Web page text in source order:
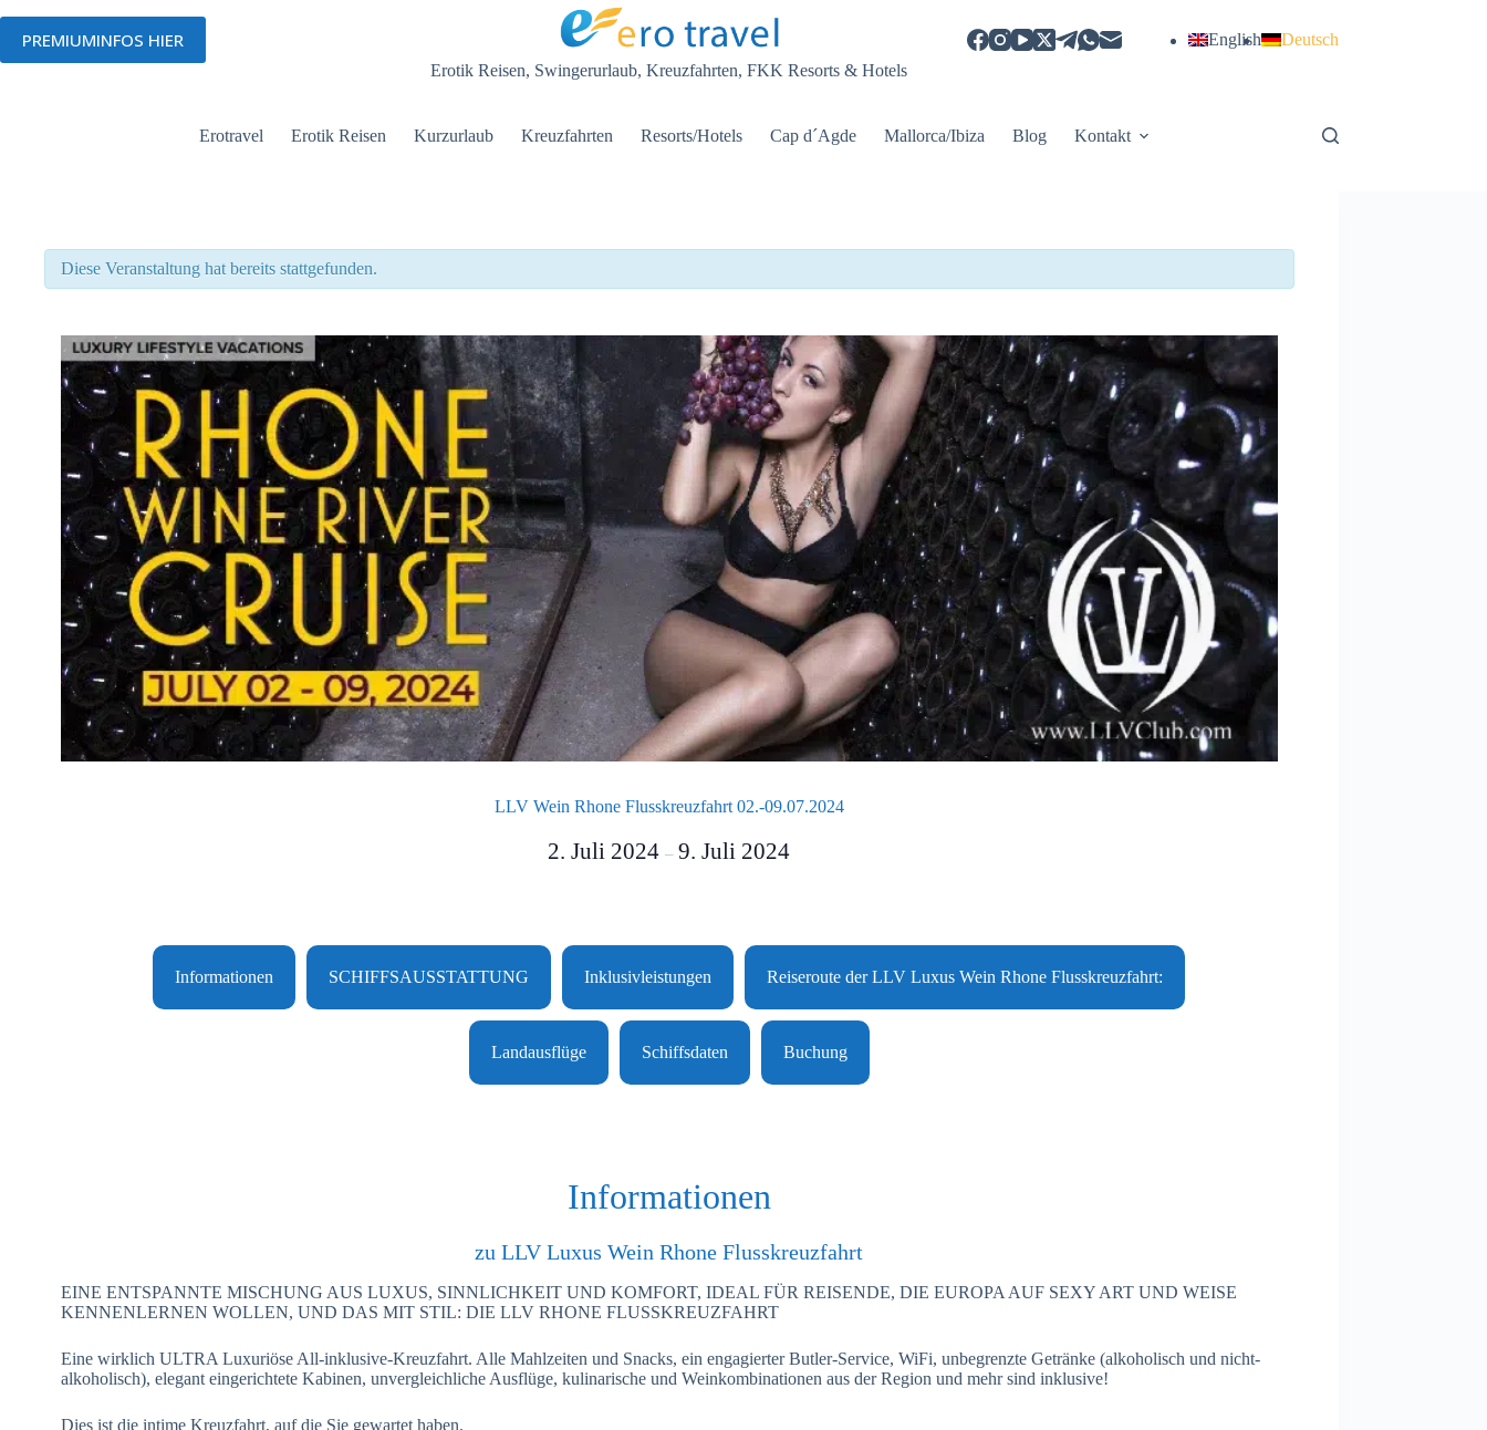
springen
PREMIUMINFOS HIER
Erotik Reisen, Swingerurlaub, Kreuzfahrten, FKK Resorts & Hotels
English Deutsch
Erotravel Erotik Reisen Kurzurlaub Kreuzfahrten Resorts/Hotels Cap d´Agde Mallorca/Ibiza Blog Kontakt
Diese Veranstaltung hat bereits stattgefunden.
LLV Wein Rhone Flusskreuzfahrt 02.-09.07.2024
2. Juli 2024–9. Juli 2024
Informationen SCHIFFSAUSSTATTUNG Inklusivleistungen Reiseroute der LLV Luxus Wein Rhone Flusskreuzfahrt:
Landausflüge Schiffsdaten Buchung
Informationen
zu LLV Luxus Wein Rhone Flusskreuzfahrt
EINE ENTSPANNTE MISCHUNG AUS LUXUS, SINNLICHKEIT UND KOMFORT, IDEAL FÜR REISENDE, DIE EUROPA AUF SEXY ART UND WEISE
KENNENLERNEN WOLLEN, UND DAS MIT STIL: DIE LLV RHONE FLUSSKREUZFAHRT
Eine wirklich ULTRA Luxuriöse All-inklusive-Kreuzfahrt. Alle Mahlzeiten und Snacks, ein engagierter Butler-Service, WiFi, unbegrenzte Getränke (alkoholisch und nicht-
alkoholisch), elegant eingerichtete Kabinen, unvergleichliche Ausflüge, kulinarische und Weinkombinationen aus der Region und mehr sind inklusive!
Dies ist die intime Kreuzfahrt, auf die Sie gewartet haben.